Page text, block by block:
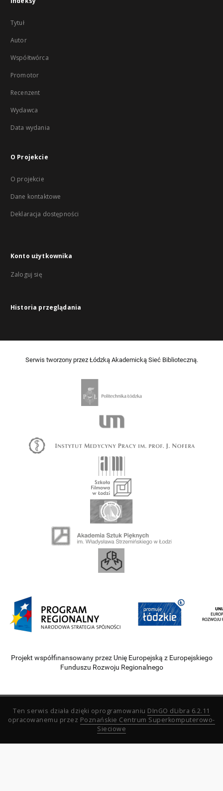
Tytuł
Autor
Współtwórca
Promotor
Recenzent
Wydawca
Data wydania
O Projekcie
O projekcie
Dane kontaktowe
Deklaracja dostępności
Konto użytkownika
Zaloguj się
Historia przeglądania
Serwis tworzony przez Łódzką Akademicką Sieć Biblioteczną.
Projekt współfinansowany przez Unię Europejską z Europejskiego
Funduszu Rozwoju Regionalnego
Ten serwis działa dzięki oprogramowaniu DInGO dLibra 6.2.11
opracowanemu przez Poznańskie Centrum Superkomputerowo-
Sieciowe